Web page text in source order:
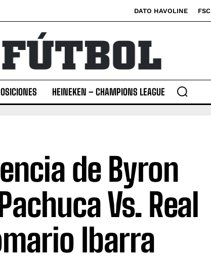
DATO HAVOLINE FSC
HEINEKEN – CHAMPIONS LEAGUE
de Byron
Vs. Real
Ibarra